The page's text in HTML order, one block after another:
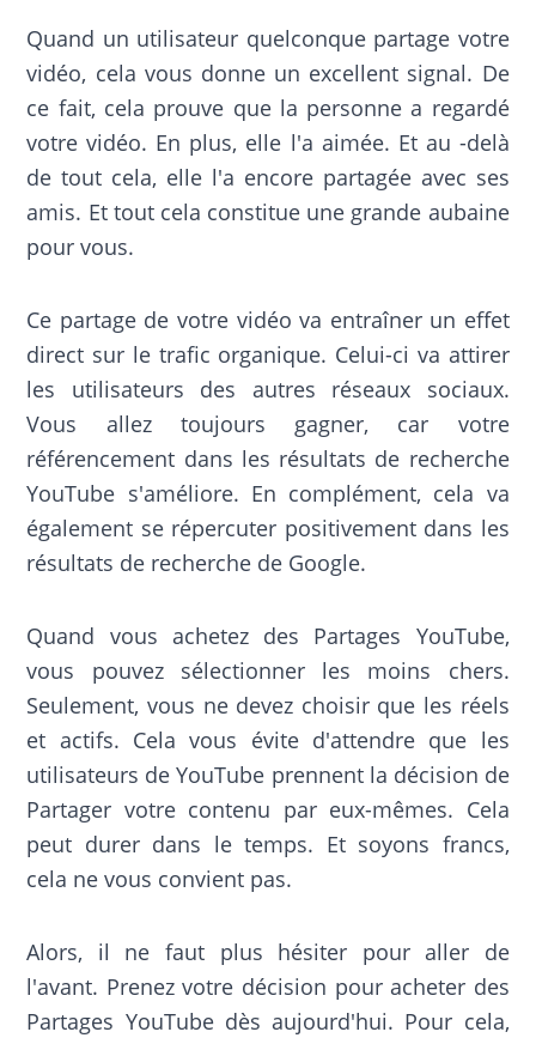
Quand un utilisateur quelconque partage votre
vidéo, cela vous donne un excellent signal. De
ce fait, cela prouve que la personne a regardé
votre vidéo. En plus, elle l'a aimée. Et au -delà
de tout cela, elle l'a encore partagée avec ses
amis. Et tout cela constitue une grande aubaine
pour vous.
Ce partage de votre vidéo va entraîner un effet
direct sur le trafic organique. Celui-ci va attirer
les utilisateurs des autres réseaux sociaux.
Vous allez toujours gagner, car votre
référencement dans les résultats de recherche
YouTube s'améliore. En complément, cela va
également se répercuter positivement dans les
résultats de recherche de Google.
Quand vous achetez des Partages YouTube,
vous pouvez sélectionner les moins chers.
Seulement, vous ne devez choisir que les réels
et actifs. Cela vous évite d'attendre que les
utilisateurs de YouTube prennent la décision de
Partager votre contenu par eux-mêmes. Cela
peut durer dans le temps. Et soyons francs,
cela ne vous convient pas.
Alors, il ne faut plus hésiter pour aller de
l'avant. Prenez votre décision pour acheter des
Partages YouTube dès aujourd'hui. Pour cela,